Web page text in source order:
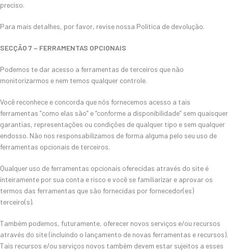
preciso.
Para mais detalhes, por favor, revise nossa Política de devolução.
SECÇÃO 7 – FERRAMENTAS OPCIONAIS
Podemos te dar acesso a ferramentas de terceiros que não
monitorizarmos e nem temos qualquer controle.
Você reconhece e concorda que nós fornecemos acesso a tais
ferramentas ”como elas são” e “conforme a disponibilidade” sem quaisquer
garantias, representações ou condições de qualquer tipo e sem qualquer
endosso. Não nos responsabilizamos de forma alguma pelo seu uso de
ferramentas opcionais de terceiros.
Qualquer uso de ferramentas opcionais oferecidas através do site é
inteiramente por sua conta e risco e você se familiarizar e aprovar os
termos das ferramentas que são fornecidas por fornecedor(es)
terceiro(s).
Também podemos, futuramente, oferecer novos serviços e/ou recursos
através do site (incluindo o lançamento de novas ferramentas e recursos).
Tais recursos e/ou serviços novos também devem estar sujeitos a esses